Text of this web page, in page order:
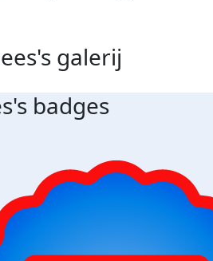
galerij
badges